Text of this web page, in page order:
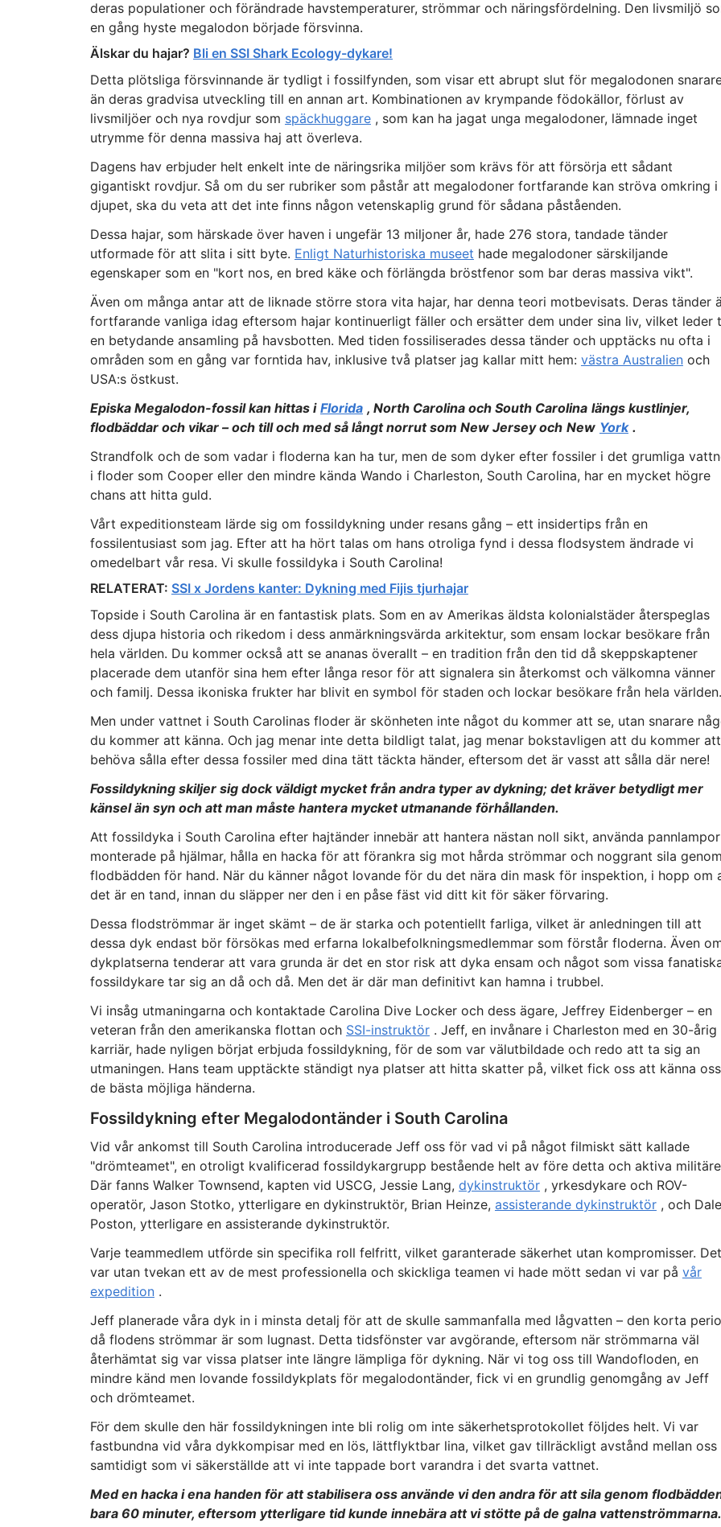
deras populationer och förändrade havstemperaturer, strömmar och näringsfördelning. Den livsmiljö
en gång hyste megalodon började försvinna.
Älskar du hajar? Bli en SSI Shark Ecology-dykare!
Detta plötsliga försvinnande är tydligt i fossilfynden, som visar ett abrupt slut för megalodonen
än deras gradvisa utveckling till en annan art. Kombinationen av krympande födokällor, förlust av
livsmiljöer och nya rovdjur som späckhuggare, som kan ha jagat unga megalodoner, lämnade inget
utrymme för denna massiva haj att överleva.
Dagens hav erbjuder helt enkelt inte de näringsrika miljöer som krävs för att försörja ett sådant
gigantiskt rovdjur. Så om du ser rubriker som påstår att megalodoner fortfarande kan ströva omkring i
djupet, ska du veta att det inte finns någon vetenskaplig grund för sådana påståenden.
Dessa hajar, som härskade över haven i ungefär 13 miljoner år, hade 276 stora, tandade tänder
utformade för att slita i sitt byte. Enligt Naturhistoriska museet hade megalodoner särskiljande
egenskaper som en "kort nos, en bred käke och förlängda bröstfenor som bar deras massiva vikt".
Även om många antar att de liknade större stora vita hajar, har denna teori motbevisats. Deras tänder
fortfarande vanliga idag eftersom hajar kontinuerligt fäller och ersätter dem under sina liv, vilket leder
en betydande ansamling på havsbotten. Med tiden fossiliserades dessa tänder och upptäcks nu ofta i
områden som en gång var forntida hav, inklusive två platser jag kallar mitt hem: västra Australienoch
USA:s östkust.
Episka Megalodon-fossil kan hittas i Florida , North Carolina och South Carolina längs kustlinjer,
flodbäddar och vikar – och till och med så långt norrut som New Jersey och New York .
Strandfolk och de som vadar i floderna kan ha tur, men de som dyker efter fossiler i det grumliga
i floder som Cooper eller den mindre kända Wando i Charleston, South Carolina, har en mycket högre
chans att hitta guld.
Vårt expeditionsteam lärde sig om fossildykning under resans gång – ett insidertips från en
fossilentusiast som jag. Efter att ha hört talas om hans otroliga fynd i dessa flodsystem ändrade vi
omedelbart vår resa. Vi skulle fossildyka i South Carolina!
RELATERAT: SSI x Jordens kanter: Dykning med Fijis tjurhajar
Topside i South Carolina är en fantastisk plats. Som en av Amerikas äldsta kolonialstäder återspeglas
dess djupa historia och rikedom i dess anmärkningsvärda arkitektur, som ensam lockar besökare från
hela världen. Du kommer också att se ananas överallt – en tradition från den tid då skeppskaptener
placerade dem utanför sina hem efter långa resor för att signalera sin återkomst och välkomna vänner
och familj. Dessa ikoniska frukter har blivit en symbol för staden och lockar besökare från hela världen.
Men under vattnet i South Carolinas floder är skönheten inte något du kommer att se, utan snarare
du kommer att känna. Och jag menar inte detta bildligt talat, jag menar bokstavligen att du kommer att
behöva sålla efter dessa fossiler med dina tätt täckta händer, eftersom det är vasst att sålla där nere!
Fossildykning skiljer sig dock väldigt mycket från andra typer av dykning; det kräver betydligt mer
känsel än syn och att man måste hantera mycket utmanande förhållanden.
Att fossildyka i South Carolina efter hajtänder innebär att hantera nästan noll sikt, använda pannlampor
monterade på hjälmar, hålla en hacka för att förankra sig mot hårda strömmar och noggrant sila genom
flodbädden för hand. När du känner något lovande för du det nära din mask för inspektion, i hopp om
det är en tand, innan du släpper ner den i en påse fäst vid ditt kit för säker förvaring.
Dessa flodströmmar är inget skämt – de är starka och potentiellt farliga, vilket är anledningen till att
dessa dyk endast bör försökas med erfarna lokalbefolkningsmedlemmar som förstår floderna. Även
dykplatserna tenderar att vara grunda är det en stor risk att dyka ensam och något som vissa
fossildykare tar sig an då och då. Men det är där man definitivt kan hamna i trubbel.
Vi insåg utmaningarna och kontaktade Carolina Dive Locker och dess ägare, Jeffrey Eidenberger – en
veteran från den amerikanska flottan och SSI-instruktör. Jeff, en invånare i Charleston med en 30-årig
karriär, hade nyligen börjat erbjuda fossildykning, för de som var välutbildade och redo att ta sig an
utmaningen. Hans team upptäckte ständigt nya platser att hitta skatter på, vilket fick oss att känna
de bästa möjliga händerna.
Fossildykning efter Megalodontänder i South Carolina
Vid vår ankomst till South Carolina introducerade Jeff oss för vad vi på något filmiskt sätt kallade
"drömteamet", en otroligt kvalificerad fossildykargrupp bestående helt av före detta och aktiva
Där fanns Walker Townsend, kapten vid USCG, Jessie Lang, dykinstruktör, yrkesdykare och ROV-
operatör, Jason Stotko, ytterligare en dykinstruktör, Brian Heinze, assisterande dykinstruktör, och Dale
Poston, ytterligare en assisterande dykinstruktör.
Varje teammedlem utförde sin specifika roll felfritt, vilket garanterade säkerhet utan kompromisser. Det
var utan tvekan ett av de mest professionella och skickliga teamen vi hade mött sedan vi var på vår
expedition.
Jeff planerade våra dyk in i minsta detalj för att de skulle sammanfalla med lågvatten – den korta
då flodens strömmar är som lugnast. Detta tidsfönster var avgörande, eftersom när strömmarna väl
återhämtat sig var vissa platser inte längre lämpliga för dykning. När vi tog oss till Wandofloden, en
mindre känd men lovande fossildykplats för megalodontänder, fick vi en grundlig genomgång av Jeff
och drömteamet.
För dem skulle den här fossildykningen inte bli rolig om inte säkerhetsprotokollet följdes helt. Vi var
fastbundna vid våra dykkompisar med en lös, lättflyktbar lina, vilket gav tillräckligt avstånd mellan oss
samtidigt som vi säkerställde att vi inte tappade bort varandra i det svarta vattnet.
Med en hacka i ena handen för att stabilisera oss använde vi den andra för att sila genom
bara 60 minuter, eftersom ytterligare tid kunde innebära att vi stötte på de galna vattenströmmarna.